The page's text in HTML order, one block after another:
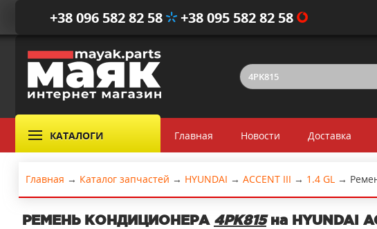
+38 096 582 82 58 +38 095 582 82 58
КАТАЛОГИ Главная Новости Доставка
Главная → Каталог запчастей → HYUNDAI → ACCENT III → 1.4 GL →
РЕМЕНЬ КОНДИЦИОНЕРА 4PK815на HYUNDAI